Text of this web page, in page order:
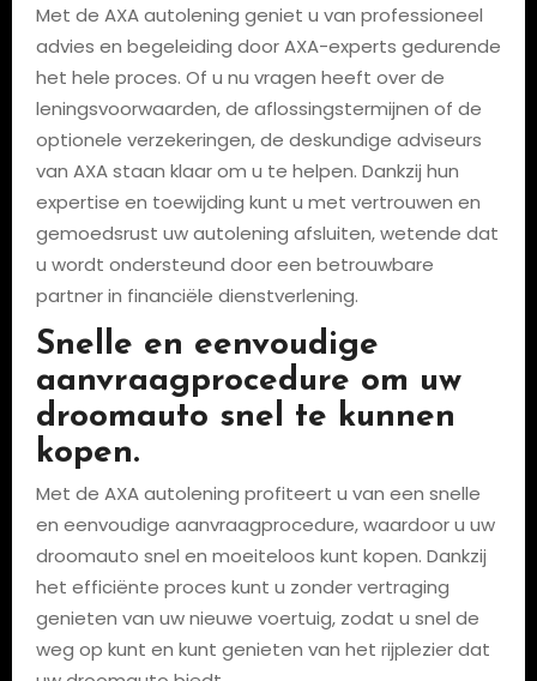
Met de AXA autolening geniet u van professioneel
advies en begeleiding door AXA-experts gedurende
het hele proces. Of u nu vragen heeft over de
leningsvoorwaarden, de aflossingstermijnen of de
optionele verzekeringen, de deskundige adviseurs
van AXA staan klaar om u te helpen. Dankzij hun
expertise en toewijding kunt u met vertrouwen en
gemoedsrust uw autolening afsluiten, wetende dat
u wordt ondersteund door een betrouwbare
partner in financiële dienstverlening.
Snelle en eenvoudige
aanvraagprocedure om uw
droomauto snel te kunnen
kopen.
Met de AXA autolening profiteert u van een snelle
en eenvoudige aanvraagprocedure, waardoor u uw
droomauto snel en moeiteloos kunt kopen. Dankzij
het efficiënte proces kunt u zonder vertraging
genieten van uw nieuwe voertuig, zodat u snel de
weg op kunt en kunt genieten van het rijplezier dat